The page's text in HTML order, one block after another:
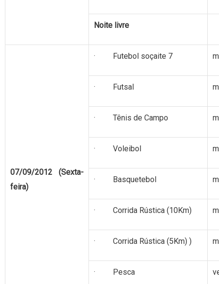
Noite livre
07/09/2012 (Sexta-
feira)
· Futebol soçaite 7
· Futsal
· Tênis de Campo
· Voleibol
· Basquetebol
· Corrida Rústica (10Km)
· Corrida Rústica (5Km) )
· Pesca